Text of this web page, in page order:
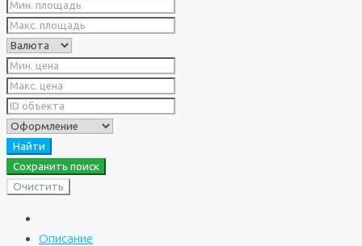
Найти
Сохранить поиск
Очистить
Описание